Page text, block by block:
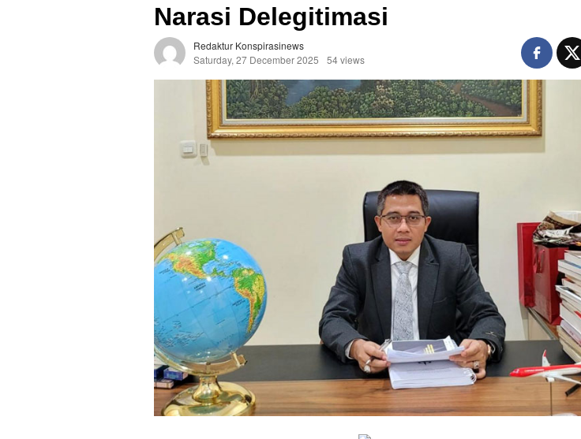
Narasi Delegitimasi
Redaktur Konspirasinews
Saturday, 27 December 2025
54 views